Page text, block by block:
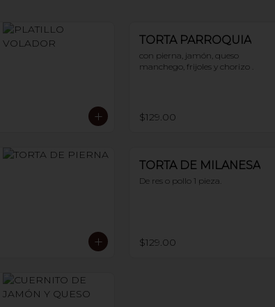
TORTA PARROQUIA
con pierna, jamón, queso
manchego, frijoles y chorizo .
$129.00
TORTA DE MILANESA
De res o pollo 1 pieza.
$129.00